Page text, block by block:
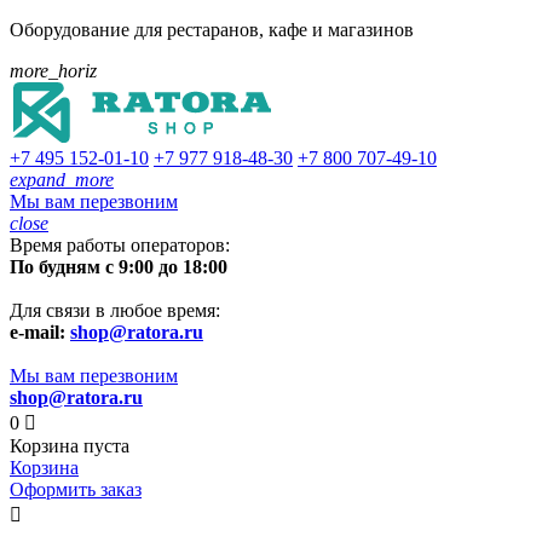
Оборудование для рестаранов, кафе и магазинов
more_horiz
+7 495 152-01-10 +7 977 918-48-30 +7 800 707-49-10
expand_more
Мы вам перезвоним
close
Время работы операторов:
По будням с 9:00 до 18:00
Для связи в любое время:
e-mail: shop@ratora.ru
Мы вам перезвоним
shop@ratora.ru
0 
Корзина пуста
Корзина
Оформить заказ
